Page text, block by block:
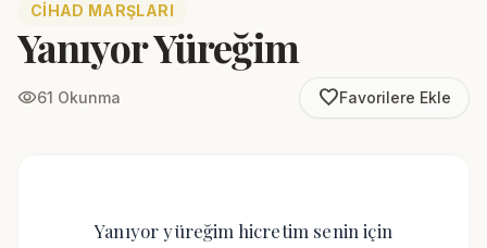
CIHAD MARŞLARI
Yanıyor Yüreğim
visibility61 Okunma favorite_borderFavorilere Ekle
Yanıyor yüreğim hicretim senin için